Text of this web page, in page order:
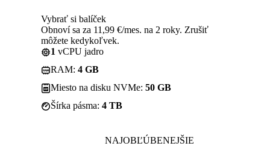
Vybrať si balíček
Obnoví sa za 11,99 €/mes. na 2 roky. Zrušiť
môžete kedykoľvek.
1 vCPU jadro
RAM: 4 GB
Miesto na disku NVMe: 50 GB
Šírka pásma: 4 TB
NAJOBĽÚBENEJŠIE